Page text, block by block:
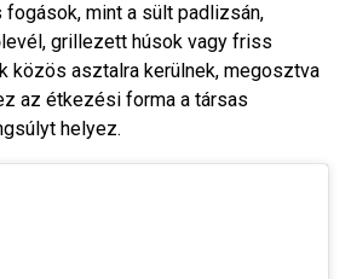
fogások, mint a sült padlizsán,
grillezett húsok vagy friss
közös asztalra kerülnek, megosztva
az étkezési forma a társas
helyez.